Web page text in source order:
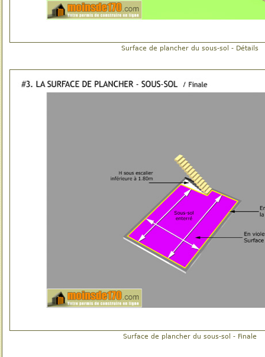
Surface de plancher du sous-sol - Détails
Surface de plancher du sous-sol - Finale